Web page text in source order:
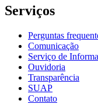
Serviços
Perguntas
Comunicação
Serviço de
Ouvidoria
Transparência
SUAP
Contato